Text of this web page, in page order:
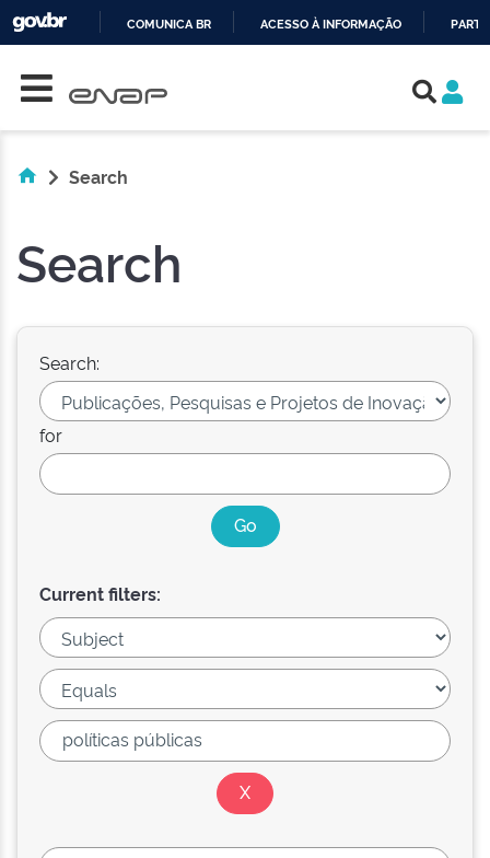
COMUNICA BR ACESSO À INFORMAÇÃO
Search
Search
Search:
for
Current filters: